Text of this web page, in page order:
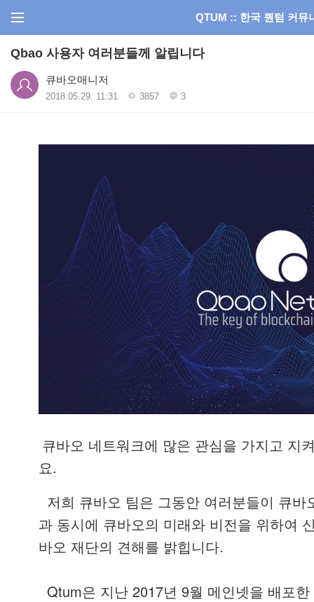
QTUM :: 한국 퀀텀 커뮤
Qbao 사용자 여러분들께 알립니다
큐바오매니저
2018.05.29. 11:31 3857 3
큐바오 네트워크에 많은 관심을 가지고 지
요.
저희 큐바오 팀은 그동안 여러분들이
큐바
과 동시에 큐바오의 미래와 비전을 위하여
바오 재단의 견해를 밝힙니다.
Qtum은 지난 2017년 9월 메인넷을 배포한